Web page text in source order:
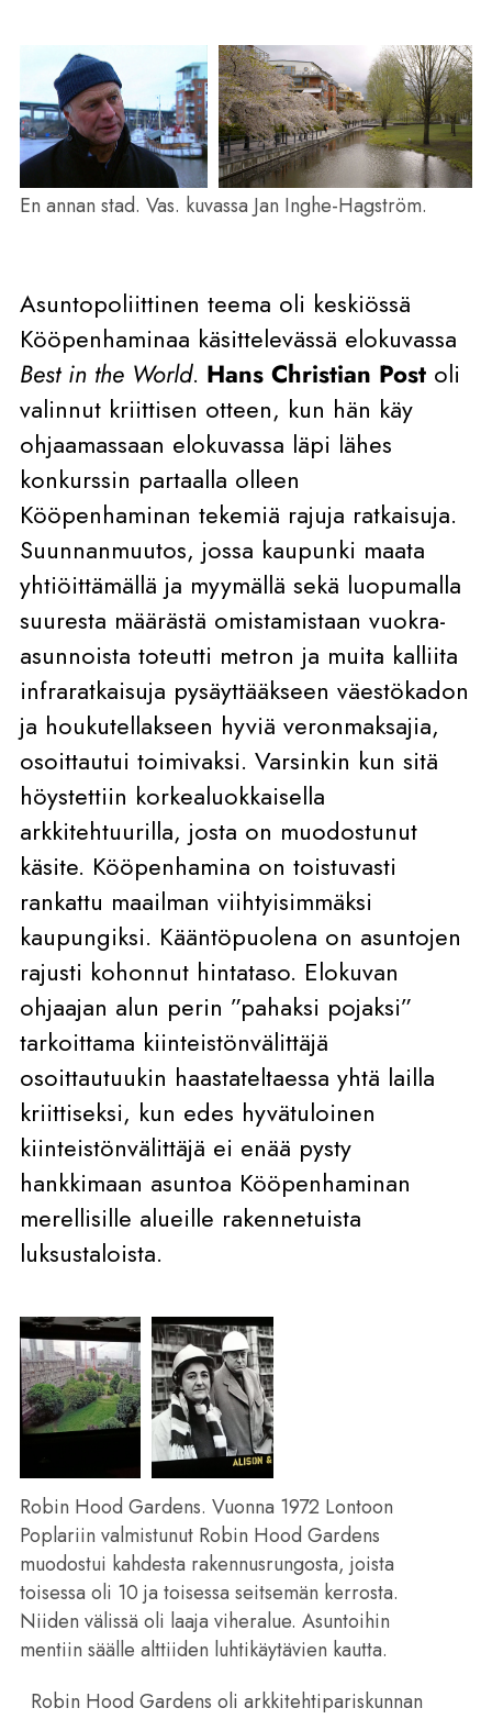
En annan stad. Vas. kuvassa Jan Inghe-Hagström.
Asuntopoliittinen teema oli keskiössä
Kööpenhaminaa käsittelevässä elokuvassa
Best in the World. Hans Christian Post oli
valinnut kriittisen otteen, kun hän käy
ohjaamassaan elokuvassa läpi lähes
konkurssin partaalla olleen
Kööpenhaminan tekemiä rajuja ratkaisuja.
Suunnanmuutos, jossa kaupunki maata
yhtiöittämällä ja myymällä sekä luopumalla
suuresta määrästä omistamistaan vuokra-
asunnoista toteutti metron ja muita kalliita
infraratkaisuja pysäyttääkseen väestökadon
ja houkutellakseen hyviä veronmaksajia,
osoittautui toimivaksi. Varsinkin kun sitä
höystettiin korkealuokkaisella
arkkitehtuurilla, josta on muodostunut
käsite. Kööpenhamina on toistuvasti
rankattu maailman viihtyisimmäksi
kaupungiksi. Kääntöpuolena on asuntojen
rajusti kohonnut hintataso. Elokuvan
ohjaajan alun perin ”pahaksi pojaksi”
tarkoittama kiinteistönvälittäjä
osoittautuukin haastateltaessa yhtä lailla
kriittiseksi, kun edes hyvätuloinen
kiinteistönvälittäjä ei enää pysty
hankkimaan asuntoa Kööpenhaminan
merellisille alueille rakennetuista
luksustaloista.
Robin Hood Gardens. Vuonna 1972 Lontoon
Poplariin valmistunut Robin Hood Gardens
muodostui kahdesta rakennusrungosta, joista
toisessa oli 10 ja toisessa seitsemän kerrosta.
Niiden välissä oli laaja viheralue. Asuntoihin
mentiin säälle alttiiden luhtikäytävien kautta.
Robin Hood Gardens oli arkkitehtipariskunnan